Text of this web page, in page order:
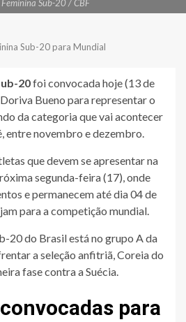
Feminina Sub-20 / CBF
Sub-20 para Mundial
20foi convocada hoje (13 de
Bueno para representar o
da categoria que vai acontecer
entre novembro e dezembro.
que devem se apresentar na
segunda-feira (17), onde
e permanecem até dia 04 de
para a competição mundial.
20 do Brasil está no grupo A da
a seleção anfitriã, Coreia do
fase contra a Suécia.
para